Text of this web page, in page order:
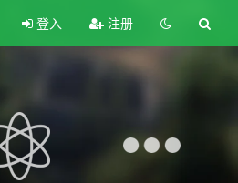
登入 注册